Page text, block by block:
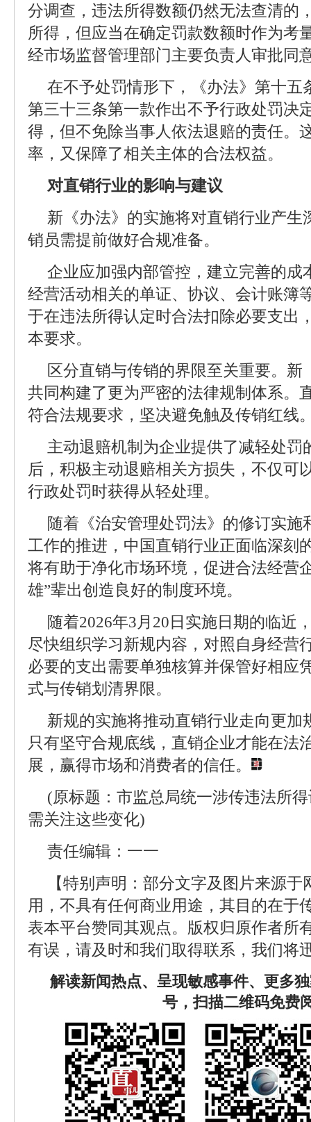
分调查，违法所得数额仍然无法查清的
所得，但应当在确定罚款数额时作为考
经市场监督管理部门主要负责人审批同
在不予处罚情形下，《办法》第十五
第三十三条第一款作出不予行政处罚决
得，但不免除当事人依法退赔的责任。
率，又保障了相关主体的合法权益。
对直销行业的影响与建议
新《办法》的实施将对直销行业产生
销员需提前做好合规准备。
企业应加强内部管控，建立完善的成
经营活动相关的单证、协议、会计账簿
于在违法所得认定时合法扣除必要支出
本要求。
区分直销与传销的界限至关重要。新
共同构建了更为严密的法律规制体系。
符合法规要求，坚决避免触及传销红线
主动退赔机制为企业提供了减轻处罚
后，积极主动退赔相关方损失，不仅可
行政处罚时获得从轻处理。
随着《治安管理处罚法》的修订实施
工作的推进，中国直销行业正面临深刻
将有助于净化市场环境，促进合法经营
雄”辈出创造良好的制度环境。
随着2026年3月20日实施日期的临近
尽快组织学习新规内容，对照自身经营
必要的支出需要单独核算并保管好相应
式与传销划清界限。
新规的实施将推动直销行业走向更加
只有坚守合规底线，直销企业才能在法
展，赢得市场和消费者的信任。
(原标题：市监总局统一涉传违法所
需关注这些变化)
责任编辑：一一
【特别声明：部分文字及图片来源
用，不具有任何商业用途，其目的在于
表本平台赞同其观点。版权归原作者所
有误，请及时和我们取得联系，我们将
解读新闻热点、呈现敏感事件、更多
号，扫描二维码免费